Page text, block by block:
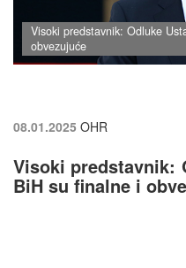
Visoki predstavnik: Odluke
obvezujuće
08.01.2025 OHR
Visoki predstavnik:
BiH su finalne i